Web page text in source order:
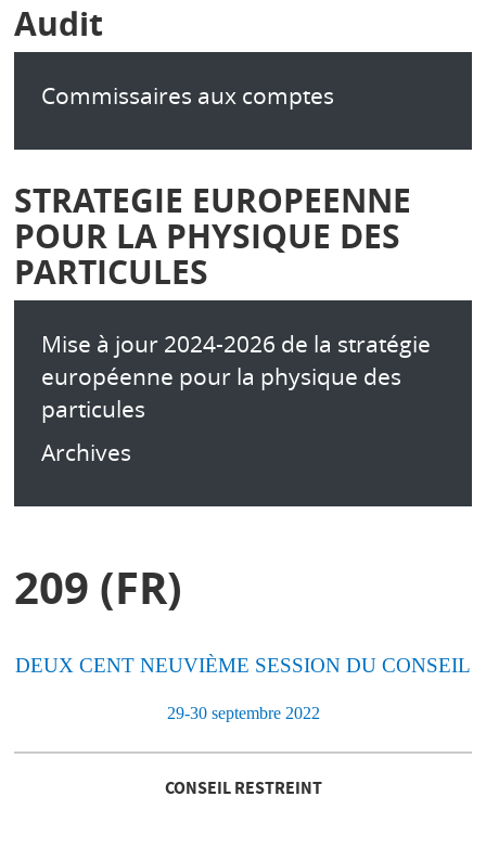
Audit
Commissaires aux comptes
STRATEGIE EUROPEENNE
POUR LA PHYSIQUE DES
PARTICULES
Mise à jour 2024-2026 de la stratégie
européenne pour la physique des
particules
Archives
209 (FR)
DEUX CENT NEUVIÈME SESSION DU CONSEIL
29-30 septembre 2022
CONSEIL RESTREINT